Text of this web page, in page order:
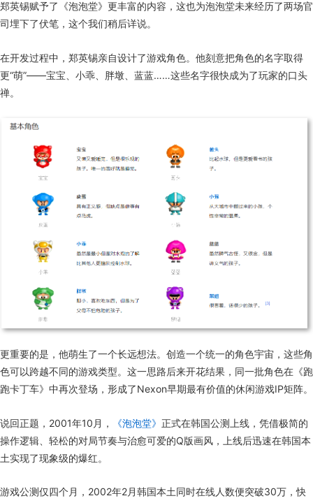
郑英锡赋予了《泡泡堂》更丰富的内容，这也为泡泡堂未来经历了两场官
司埋下了伏笔，这个我们稍后详说。
在开发过程中，郑英锡亲自设计了游戏角色。他刻意把角色的名字取得
更“萌”——宝宝、小乖、胖墩、蓝蓝……这些名字很快成为了玩家的口头
禅。
更重要的是，他萌生了一个长远想法。创造一个统一的角色宇宙，这些角
色可以跨越不同的游戏类型。这一思路后来开花结果，同一批角色在《跑
跑卡丁车》中再次登场，形成了Nexon早期最有价值的休闲游戏IP矩阵。
说回正题，2001年10月， 《泡泡堂》 正式在韩国公测上线，凭借极简的
操作逻辑、轻松的对局节奏与治愈可爱的Q版画风，上线后迅速在韩国本
土实现了现象级的爆红。
游戏公测仅四个月，2002年2月韩国本土同时在线人数便突破30万，快